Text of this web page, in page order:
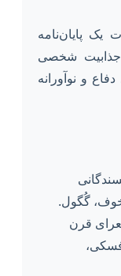
یک پایان‌نامه
شخصی
و نوآورانه
گُگول.
قرن